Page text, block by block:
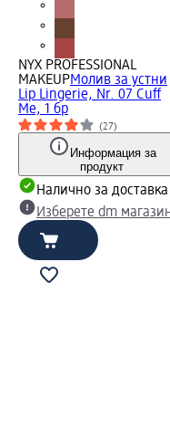
NYX PROFESSIONAL
MAKEUPМолив за устни
Lip Lingerie, Nr. 07 Cuff
Me, 1 бр
(27)
Информация за
продукт
Налично за доставка
Изберете dm